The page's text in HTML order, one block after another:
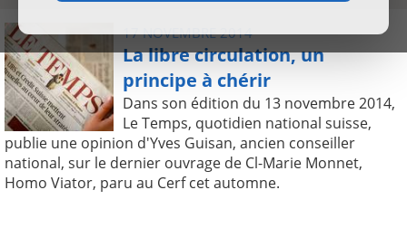
17 NOVEMBRE 2014
La libre circulation, un
principe à chérir
Dans son édition du 13 novembre 2014,
Le Temps, quotidien national suisse,
publie une opinion d'Yves Guisan, ancien conseiller
national, sur le dernier ouvrage de Cl-Marie Monnet,
Homo Viator, paru au Cerf cet automne.